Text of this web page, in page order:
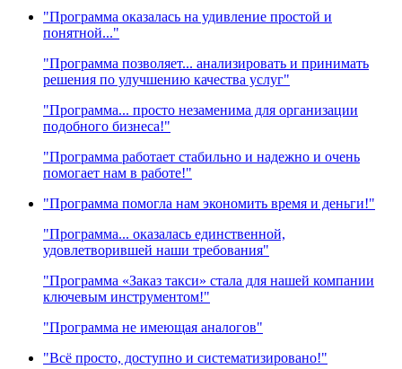
"Программа оказалась на удивление простой и
понятной..."
"Программа позволяет... анализировать и принимать
решения по улучшению качества услуг"
"Программа... просто незаменима для организации
подобного бизнеса!"
"Программа работает стабильно и надежно и очень
помогает нам в работе!"
"Программа помогла нам экономить время и деньги!"
"Программа... оказалась единственной,
удовлетворившей наши требования"
"Программа «Заказ такси» стала для нашей компании
ключевым инструментом!"
"Программа не имеющая аналогов"
"Всё просто, доступно и систематизировано!"